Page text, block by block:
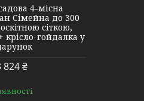
4-місна
Сімейна до 300
сіткою,
крісло-гойдалка у
824 ₴